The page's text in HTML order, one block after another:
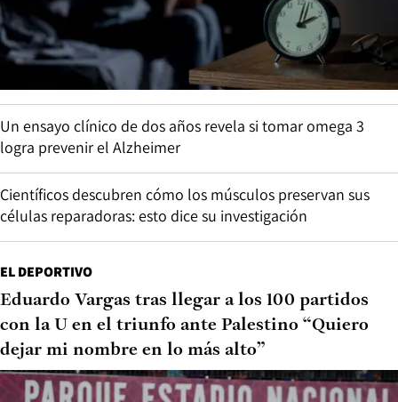
Un ensayo clínico de dos años revela si tomar omega 3
logra prevenir el Alzheimer
Científicos descubren cómo los músculos preservan sus
células reparadoras: esto dice su investigación
EL DEPORTIVO
Eduardo Vargas tras llegar a los 100 partidos
con la U en el triunfo ante Palestino “Quiero
dejar mi nombre en lo más alto”